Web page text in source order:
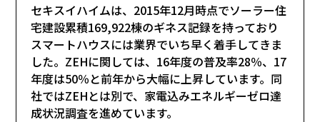
セキスイハイムは、2015年12月時点でソーラー住
宅建設累積169,922棟のギネス記録を持っており
スマートハウスには業界でいち早く着手してきま
した。ZEHに関しては、16年度の普及率28％、17
年度は50％と前年から大幅に上昇しています。同
社ではZEHとは別で、家電込みエネルギーゼロ達
成状況調査を進めています。